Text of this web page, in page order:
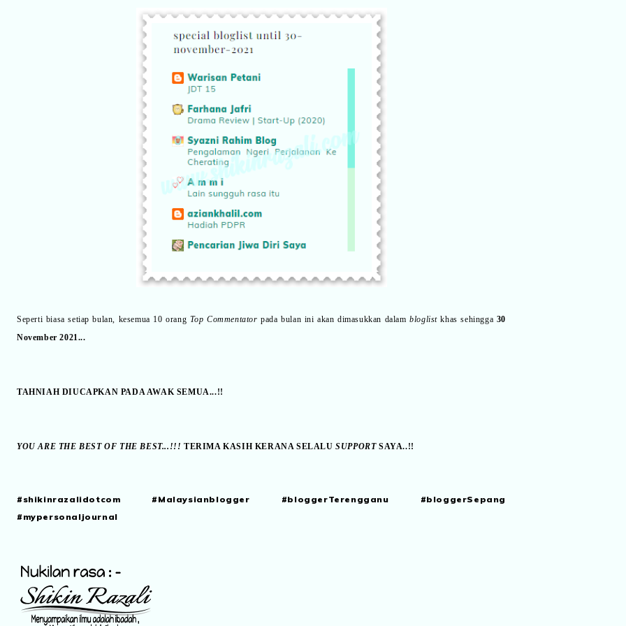
Seperti biasa setiap bulan, kesemua 10 orang Top Commentator pada bulan ini akan dimasukkan dalambloglistkhas sehingga 30
November 2021...
TAHNIAH DIUCAPKAN PADA AWAK SEMUA...!!
YOU ARE THE BEST OF THE BEST...!!! TERIMA KASIH KERANA SELALUSUPPORTSAYA..!!
#shikinrazalidotcom #Malaysianblogger #bloggerTerengganu #bloggerSepang
#mypersonaljournal